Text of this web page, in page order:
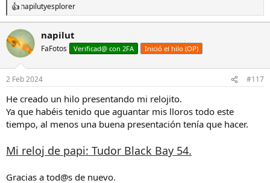
R
e
a
c
c
i
o
n
e
s
napilutyesplorer
napilut
FaFotos Verificad@ con 2FA Inició el hilo (OP)
2 Feb 2024 #117
He creado un hilo presentando mi relojito.
Ya que habéis tenido que aguantar mis lloros todo este
tiempo, al menos una buena presentación tenía que hacer.
Mi reloj de papi: Tudor Black Bay 54.
Gracias a tod@s de nuevo.